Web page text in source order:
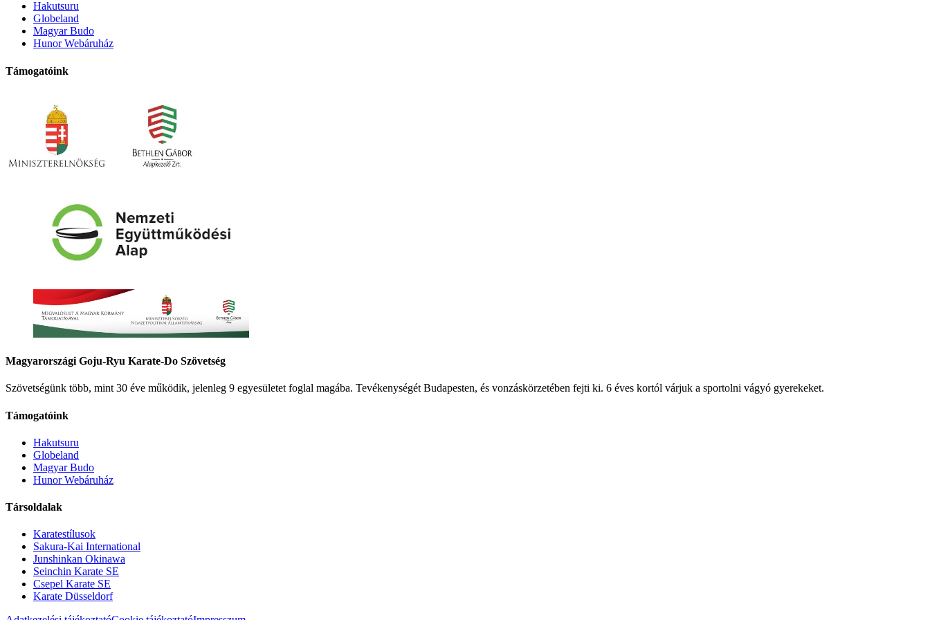
Hakutsuru
Globeland
Magyar Budo
Hunor Webáruház
Támogatóink
Magyarországi Goju-Ryu Karate-Do Szövetség
Szövetségünk több, mint 30 éve működik, jelenleg 9 egyesületet foglal magába. Tevékenységét Budapesten, és vonzáskörzetében fejti ki. 6 éves kortól várjuk a sportolni vágyó gyerekeket.
Támogatóink
Hakutsuru
Globeland
Magyar Budo
Hunor Webáruház
Társoldalak
Karatestílusok
Sakura-Kai International
Junshinkan Okinawa
Seinchin Karate SE
Csepel Karate SE
Karate Düsseldorf